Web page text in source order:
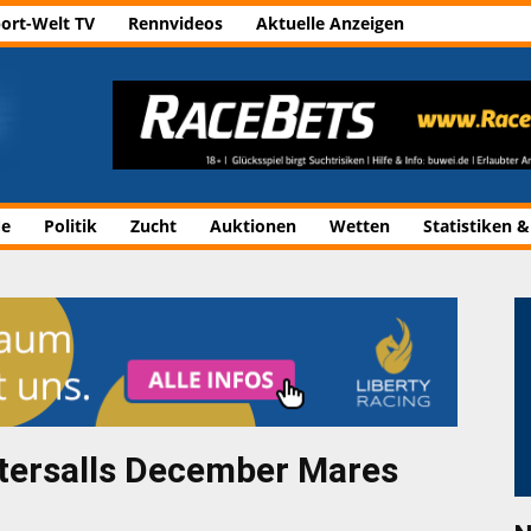
Welt TV Rennvideos Aktuelle Anzeigen
Politik Zucht Auktionen Wetten Statistiken
December Mares